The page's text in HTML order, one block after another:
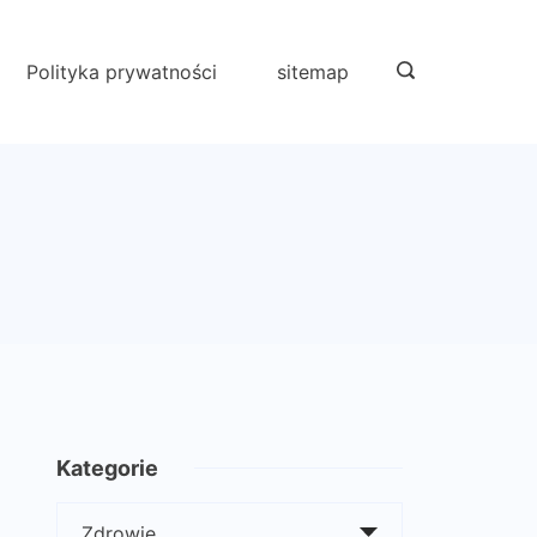
Polityka prywatności sitemap
Kategorie